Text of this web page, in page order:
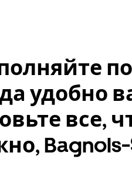
удобно
все,